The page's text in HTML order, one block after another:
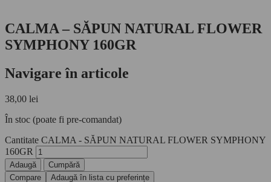
CALMA – SĂPUN NATURAL FLOWER
SYMPHONY 160GR
Navigare în articole
38,00 lei
În stoc (poate fi pre-comandat)
Cantitate CALMA - SĂPUN NATURAL FLOWER SYMPHONY
160GR
Adaugă
Cumpără
Compare
Adaugă în lista cu preferințe